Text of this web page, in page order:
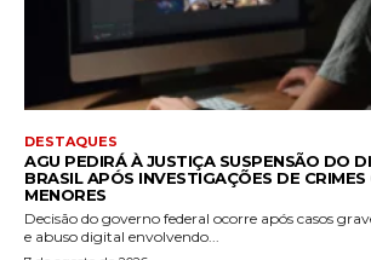
DESTAQUES
AGU PEDIRÁ À JUSTIÇA SUSPENSÃO DO
BRASIL APÓS INVESTIGAÇÕES DE
MENORES
Decisão do governo federal ocorre após casos
e abuso digital envolvendo...